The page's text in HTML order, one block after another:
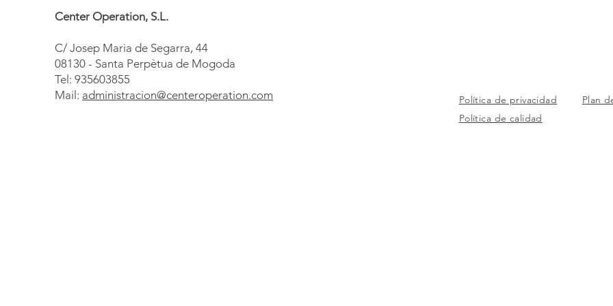
Center Operation, S.L.
C/ Josep Maria de Segarra, 44
08130 - Santa Perpètua de Mogoda
Tel: 935603855
Mail: administracion@centeroperation.com Política de privacidad
Plan
Política de calidad